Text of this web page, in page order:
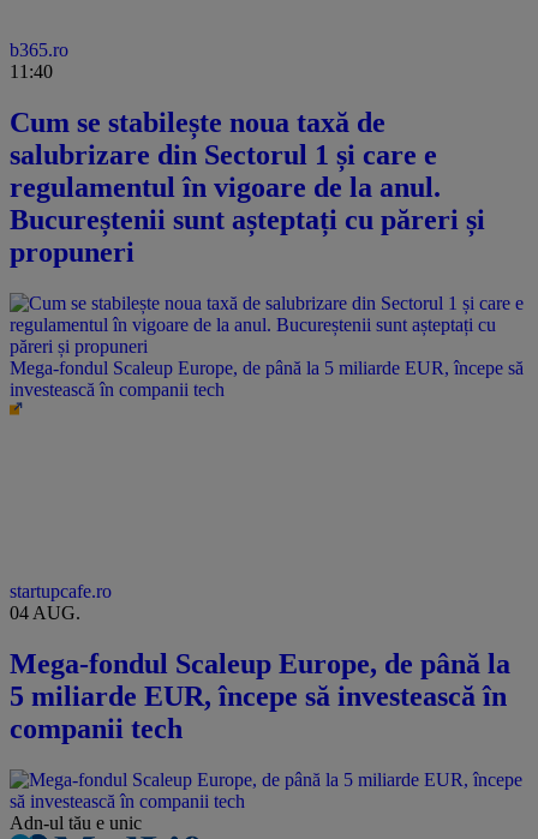
b365.ro
11:40
Cum se stabilește noua taxă de
salubrizare din Sectorul 1 și care e
regulamentul în vigoare de la anul.
Bucureștenii sunt așteptați cu păreri și
propuneri
Mega-fondul Scaleup Europe, de până la 5 miliarde EUR, începe să
investească în companii tech
startupcafe.ro
04 AUG.
Mega-fondul Scaleup Europe, de până la
5 miliarde EUR, începe să investească în
companii tech
Adn-ul tău e unic